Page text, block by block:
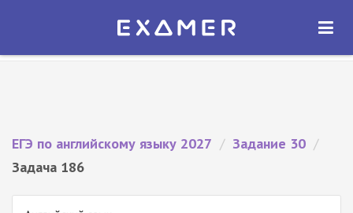
Экзамер — ЕГЭ 2027
ОТКРЫТЬ
ЕГЭ по английскому языку 2027 / Задание 30 /
Задача 186